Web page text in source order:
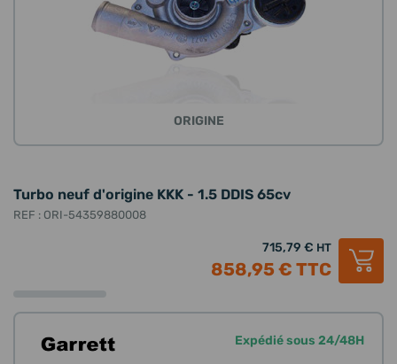
ORIGINE
Turbo neuf d'origine KKK - 1.5 DDIS 65cv
REF : ORI-54359880008
715,79 € HT
858,95 € TTC
Expédié sous 24/48H